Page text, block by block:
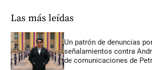
Las más leídas
Un patrón de denuncias
señalamientos contra
de comunicaciones de